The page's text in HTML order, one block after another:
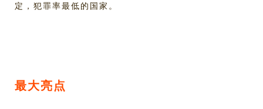
定，犯罪率最低的国家。
最大亮点